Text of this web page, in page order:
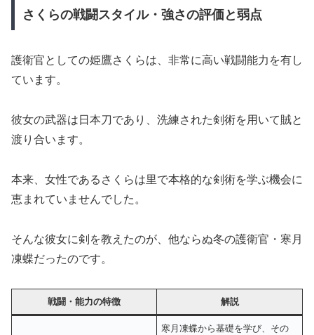
さくらの戦闘スタイル・強さの評価と弱点
護衛官としての姫鷹さくらは、非常に高い戦闘能力を有し
ています。
彼女の武器は日本刀であり、洗練された剣術を用いて賊と
渡り合います。
本来、女性であるさくらは里で本格的な剣術を学ぶ機会に
恵まれていませんでした。
そんな彼女に剣を教えたのが、他ならぬ冬の護衛官・寒月
凍蝶だったのです。
戦闘・能力の特徴 解説
寒月凍蝶から基礎を学び、その